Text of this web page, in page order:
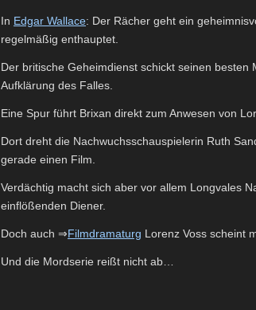
In Edgar Wallace: Der Rächer geht ein
regelmäßig enthauptet.
Der britische Geheimdienst schickt seinen besten
Aufklärung des Falles.
Eine Spur führt Brixan direkt zum Anwesen von
Dort dreht die Nachwuchsschauspielerin Ruth
gerade einen Film.
Verdächtig macht sich aber vor allem Longvales
einflößenden Diener.
Doch auch ⇒Filmdramaturg Lorenz Voss scheint
Und die Mordserie reißt nicht ab…